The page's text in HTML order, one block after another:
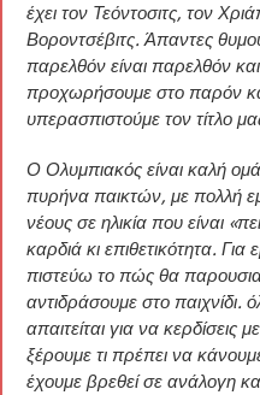
έχει τον Τεόντοσιτς, τον
Βοροντσέβιτς. Άπαντες
παρελθόν είναι παρελθόν και
προχωρήσουμε στο παρόν
υπερασπιστούμε τον τίτλο
Ο Ολυμπιακός είναι καλή
πυρήνα παικτών, με πολλή
νέους σε ηλικία που είναι
καρδιά κι επιθετικότητα. Για
πιστεύω το πώς θα
αντιδράσουμε στο παιχνίδι.
απαιτείται για να κερδίσεις
ξέρουμε τι πρέπει να
έχουμε βρεθεί σε ανάλογη